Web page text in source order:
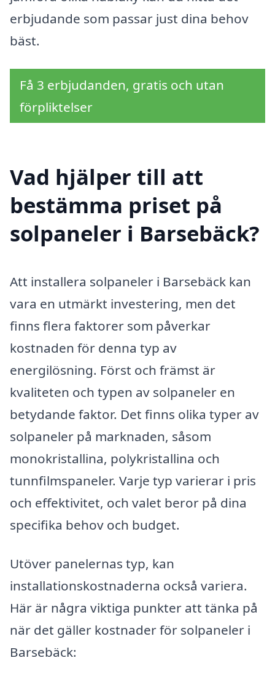
erbjudande som passar just dina behov
bäst.
Få 3 erbjudanden, gratis och utan
förpliktelser
Vad hjälper till att
bestämma priset på
solpaneler i Barsebäck?
Att installera solpaneler i Barsebäck kan
vara en utmärkt investering, men det
finns flera faktorer som påverkar
kostnaden för denna typ av
energilösning. Först och främst är
kvaliteten och typen av solpaneler en
betydande faktor. Det finns olika typer av
solpaneler på marknaden, såsom
monokristallina, polykristallina och
tunnfilmspaneler. Varje typ varierar i pris
och effektivitet, och valet beror på dina
specifika behov och budget.
Utöver panelernas typ, kan
installationskostnaderna också variera.
Här är några viktiga punkter att tänka på
när det gäller kostnader för solpaneler i
Barsebäck: